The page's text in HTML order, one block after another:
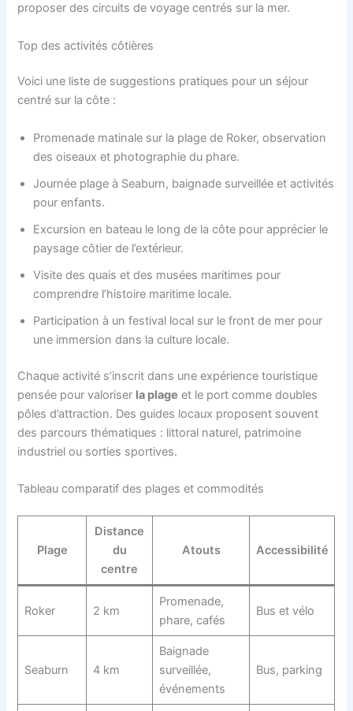
proposer des circuits de voyage centrés sur la mer.
Top des activités côtières
Voici une liste de suggestions pratiques pour un séjour
centré sur la côte :
Promenade matinale sur la plage de Roker, observation
des oiseaux et photographie du phare.
Journée plage à Seaburn, baignade surveillée et activités
pour enfants.
Excursion en bateau le long de la côte pour apprécier le
paysage côtier de l’extérieur.
Visite des quais et des musées maritimes pour
comprendre l’histoire maritime locale.
Participation à un festival local sur le front de mer pour
une immersion dans la culture locale.
Chaque activité s’inscrit dans une expérience touristique
pensée pour valoriser la plage et le port comme doubles
pôles d’attraction. Des guides locaux proposent souvent
des parcours thématiques : littoral naturel, patrimoine
industriel ou sorties sportives.
Tableau comparatif des plages et commodités
Plage
Distance
du
centre
Atouts Accessibilité
Roker 2 km
Promenade,
phare, cafés
Bus et vélo
Seaburn 4 km
Baignade
surveillée,
événements
Bus, parking